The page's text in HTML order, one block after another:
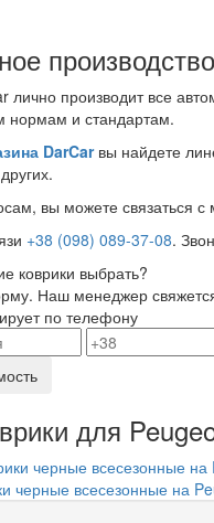
производство
лично производит все
нормам и стандартам.
DarCarвы найдете
вы можете связаться
+38 (098) 089-37-08.
коврики выбрать?
Наш менеджер
по телефону
для
черные всесезонные на